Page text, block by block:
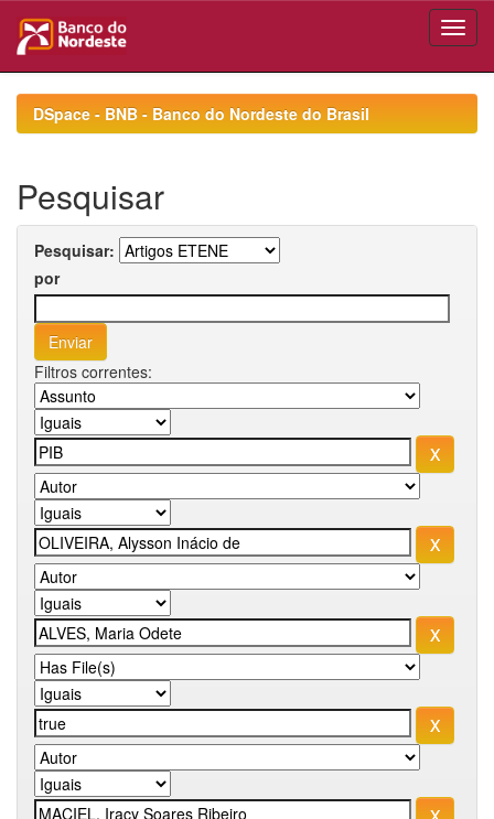
navigationDSpace - BNB - Banco do Nordeste do Brasil
Pesquisar
Pesquisar:
por
Filtros correntes: